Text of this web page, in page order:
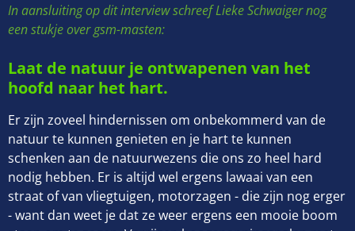
In aansluiting op dit interview schreef Lieke Schwaiger nog
een stukje over gsm-masten:
Laat de natuur je ontwapenen van het
hoofd naar het hart.
Er zijn zoveel hindernissen om onbekommerd van de
natuur te kunnen genieten en je hart te kunnen
schenken aan de natuurwezens die ons zo heel hard
nodig hebben. Er is altijd wel ergens lawaai van een
straat of van vliegtuigen, motorzagen - die zijn nog erger
- want dan weet je dat ze weer ergens een mooie boom